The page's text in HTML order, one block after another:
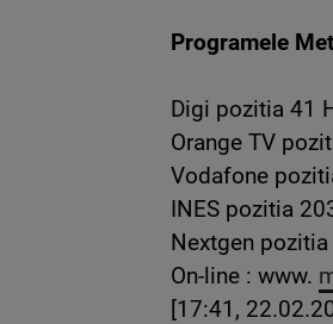
Programele
Digi pozitia 41
Orange TV
Vodafone
INES pozitia
Nextgen pozitia
On-line : www.
[17:41,